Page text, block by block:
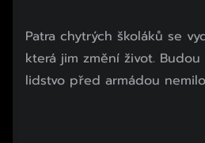
Začátek reklamy
Konec reklamy
Patra chytrých školáků se
která jim změní život.
lidstvo před armádou